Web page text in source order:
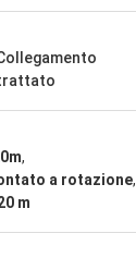
,
a rotazione,
m